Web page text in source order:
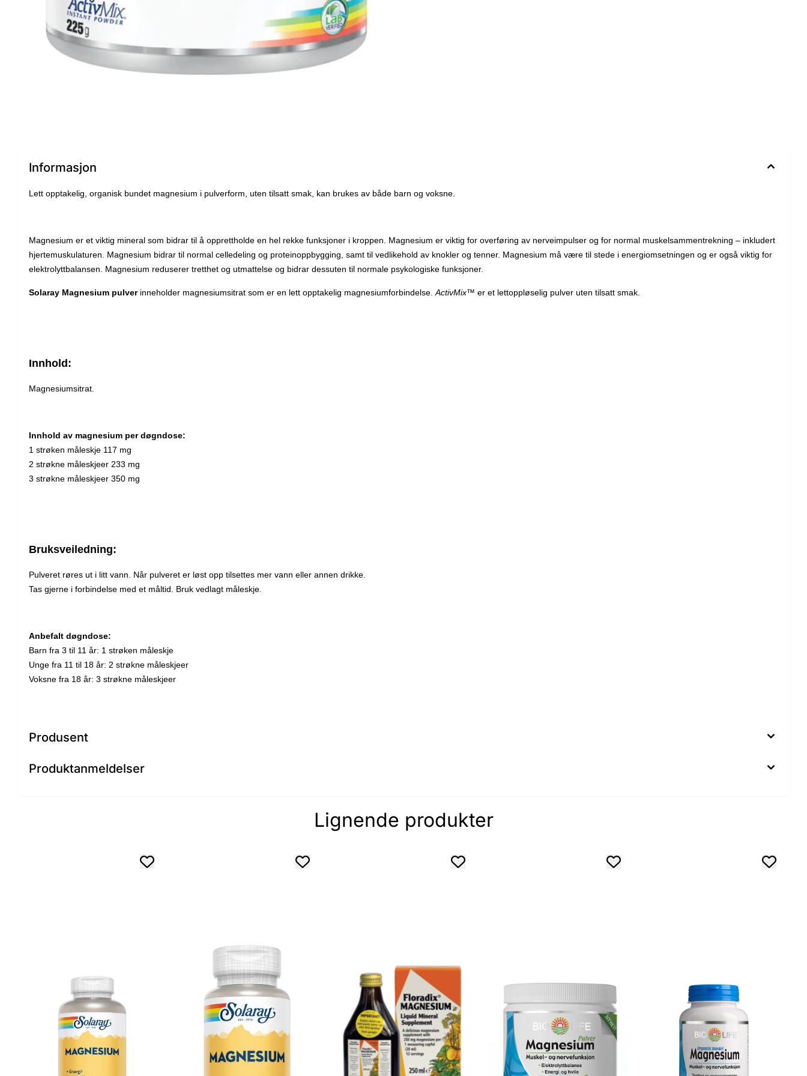
Informasjon
Lett opptakelig, organisk bundet magnesium i pulverform, uten tilsatt smak, kan brukes av både barn og voksne.
Magnesium er et viktig mineral som bidrar til å opprettholde en hel rekke funksjoner i kroppen. Magnesium er viktig for overføring av nerveimpulser og for normal muskelsammentrekning – inkludert
hjertemuskulaturen. Magnesium bidrar til normal celledeling og proteinoppbygging, samt til vedlikehold av knokler og tenner. Magnesium må være til stede i energiomsetningen og er også viktig for
elektrolyttbalansen. Magnesium reduserer tretthet og utmattelse og bidrar dessuten til normale psykologiske funksjoner.
Solaray Magnesium pulver inneholder magnesiumsitrat som er en lett opptakelig magnesiumforbindelse. ActivMix™ er et lettoppløselig pulver uten tilsatt smak.
Innhold:
Magnesiumsitrat.
Innhold av magnesium per døgndose:
1 strøken måleskje 117 mg
2 strøkne måleskjeer 233 mg
3 strøkne måleskjeer 350 mg
Bruksveiledning:
Pulveret røres ut i litt vann. Når pulveret er løst opp tilsettes mer vann eller annen drikke.
Tas gjerne i forbindelse med et måltid. Bruk vedlagt måleskje.
Anbefalt døgndose:
Barn fra 3 til 11 år: 1 strøken måleskje
Unge fra 11 til 18 år: 2 strøkne måleskjeer
Voksne fra 18 år: 3 strøkne måleskjeer
Produsent
Produktanmeldelser
Lignende produkter